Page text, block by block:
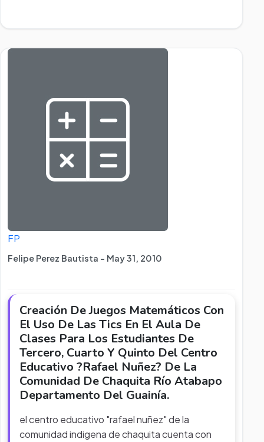
FP
Felipe Perez Bautista - May 31, 2010
Creación De Juegos Matemáticos Con
El Uso De Las Tics En El Aula De
Clases Para Los Estudiantes De
Tercero, Cuarto Y Quinto Del Centro
Educativo ?Rafael Nuñez? De La
Comunidad De Chaquita Río Atabapo
Departamento Del Guainía.
el centro educativo "rafael nuñez" de la
comunidad indigena de chaquita cuenta con